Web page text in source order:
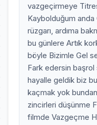
vazgeçirmeye
Kaybolduğum anda
rüzgarı, ardıma
bu günlere Artık
böyle Bizimle Gel
Fark edersin
hayalle geldik biz
kaçmak yok
zincirleri düşünme
filmde Vazgeçme